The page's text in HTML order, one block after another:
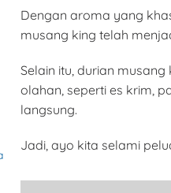
Dengan aroma yang
musang king telah
Selain itu, durian
olahan, seperti es krim,
langsung.
Jadi, ayo kita selami